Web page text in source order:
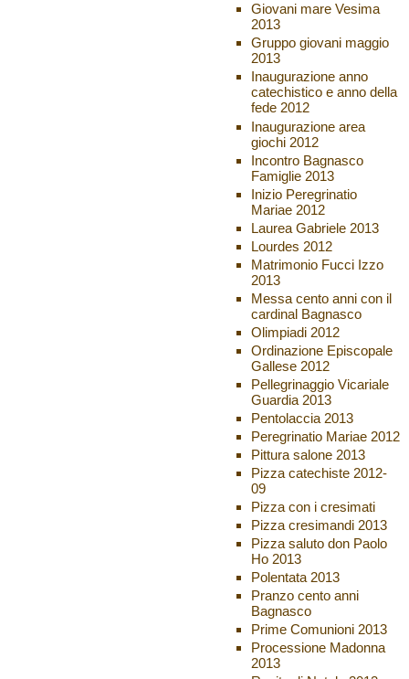
Giovani mare Vesima
2013
Gruppo giovani maggio
2013
Inaugurazione anno
catechistico e anno della
fede 2012
Inaugurazione area
giochi 2012
Incontro Bagnasco
Famiglie 2013
Inizio Peregrinatio
Mariae 2012
Laurea Gabriele 2013
Lourdes 2012
Matrimonio Fucci Izzo
2013
Messa cento anni con il
cardinal Bagnasco
Olimpiadi 2012
Ordinazione Episcopale
Gallese 2012
Pellegrinaggio Vicariale
Guardia 2013
Pentolaccia 2013
Peregrinatio Mariae 2012
Pittura salone 2013
Pizza catechiste 2012-
09
Pizza con i cresimati
Pizza cresimandi 2013
Pizza saluto don Paolo
Ho 2013
Polentata 2013
Pranzo cento anni
Bagnasco
Prime Comunioni 2013
Processione Madonna
2013